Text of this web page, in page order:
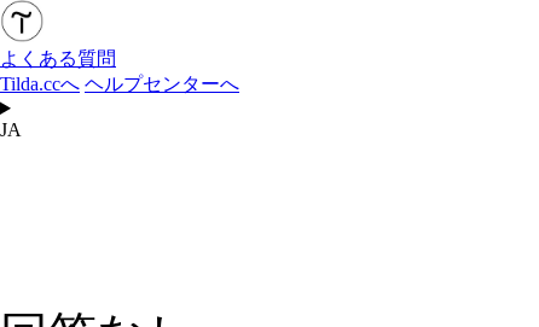
よくある質問
Tilda.ccへ ヘルプセンターへ
JA